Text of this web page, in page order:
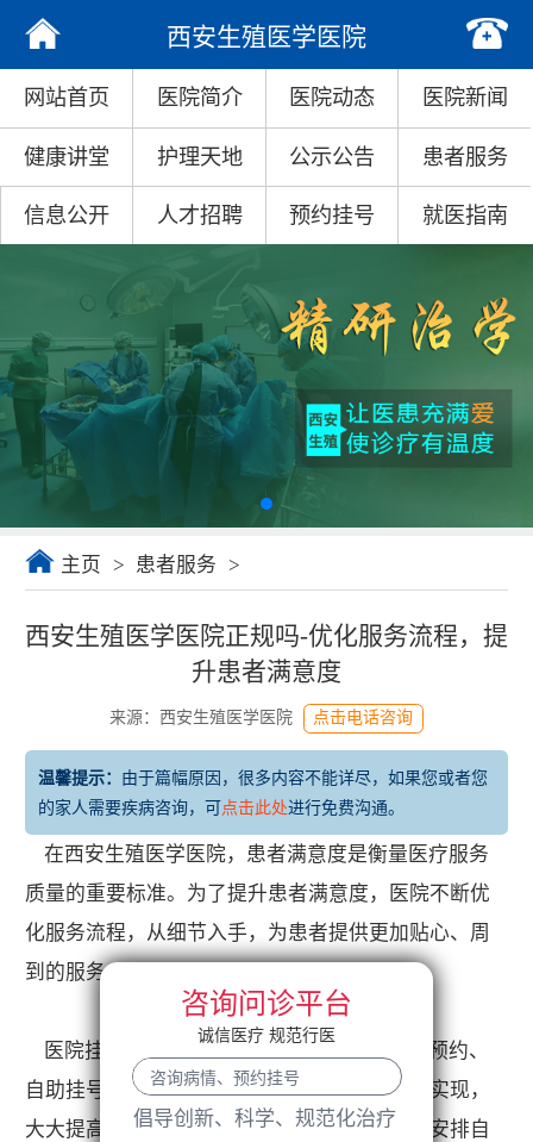
西安生殖医学医院
网站首页 医院简介 医院动态 医院新闻
健康讲堂 护理天地 公示公告 患者服务
信息公开 人才招聘 预约挂号 就医指南
主页 > 患者服务 >
西安生殖医学医院正规吗-优化服务流程，提
升患者满意度
来源：西安生殖医学医院 点击电话咨询
温馨提示： 由于篇幅原因，很多内容不能详尽，如果您或者您
的家人需要疾病咨询，可 点击此处进行免费沟通。
在西安生殖医学医院，患者满意度是衡量医疗服务
质量的重要标准。为了提升患者满意度，医院不断优
化服务流程，从细节入手，为患者提供更加贴心、周
到的服务。
医院挂号系统经过多次升级，现已实现线上预约、
自助挂号、智能提醒等多种功能。这些功能的实现，
大大提高了就医效率，让患者能够更加便捷地安排自
咨询问诊平台
诚信医疗 规范行医
倡导创新、科学、规范化治疗